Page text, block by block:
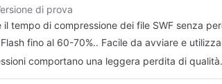
di prova
il tempo di compressione dei file SWF senza
fino al 60-70%.. Facile da avviare e
comportano una leggera perdita di qualità.